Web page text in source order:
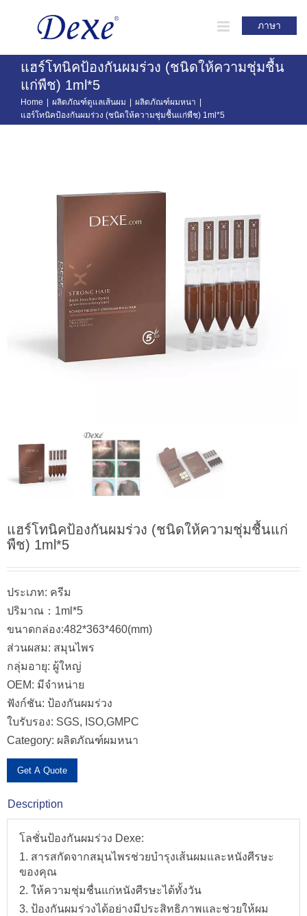
ภาษา
แฮร์โทนิคป้องกันผมร่วง (ชนิดให้ความชุ่มชื้น
แก่พืช) 1ml*5
Home ผลิตภัณฑ์ดูแลเส้นผม ผลิตภัณฑ์ผมหนา
แฮร์โทนิคป้องกันผมร่วง (ชนิดให้ความชุ่มชื้นแก่พืช) 1ml*5
แฮร์โทนิคป้องกันผมร่วง (ชนิดให้ความชุ่มชื้นแก่
พืช) 1ml*5
ประเภท: ครีม
ปริมาณ：1ml*5
ขนาดกล่อง:482*363*460(mm)
ส่วนผสม: สมุนไพร
กลุ่มอายุ: ผู้ใหญ่
OEM: มีจำหน่าย
ฟังก์ชัน: ป้องกันผมร่วง
ใบรับรอง: SGS, ISO,GMPC
Get A Quote
Category: ผลิตภัณฑ์ผมหนา
Description
โลชั่นป้องกันผมร่วง Dexe:
1. สารสกัดจากสมุนไพรช่วยบำรุงเส้นผมและหนังศีรษะ
ของคุณ
2. ให้ความชุ่มชื่นแก่หนังศีรษะได้ทั้งวัน
3. ป้องกันผมร่วงได้อย่างมีประสิทธิภาพและช่วยให้ผม